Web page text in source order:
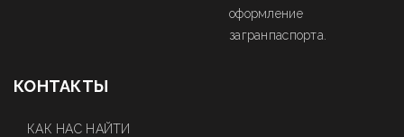
оформление
загранпаспорта.
КОНТАКТЫ
КАК НАС НАЙТИ